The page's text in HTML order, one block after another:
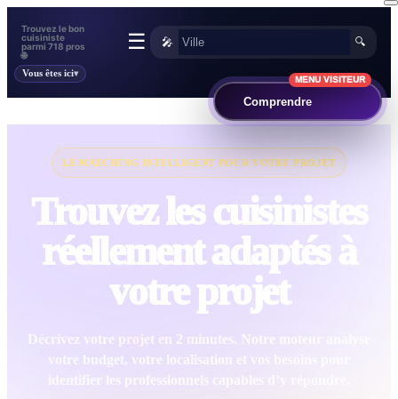
Trouvez le bon
cuisiniste
parmi 718 pros
🌐
🎤 🔍
☰
Vous êtes ici
LE MATCHING INTELLIGENT POUR VOTRE PROJET
Trouvez les cuisinistes
réellement adaptés à
votre projet
Décrivez votre projet en 2 minutes. Notre moteur analyse
votre budget, votre localisation et vos besoins pour
identifier les professionnels capables d’y répondre.
MENU VISITEUR
Comprendre